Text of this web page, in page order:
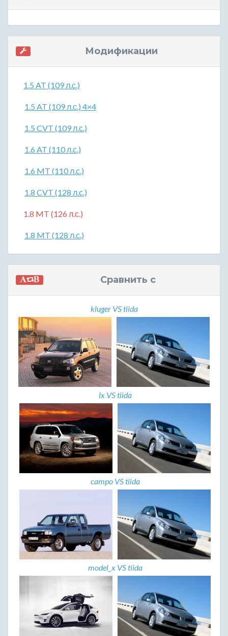
Модификации
1.5 AT (109 л.с.)
1.5 AT (109 л.с.) 4×4
1.5 CVT (109 л.с.)
1.6 AT (110 л.с.)
1.6 MT (110 л.с.)
1.8 CVT (128 л.с.)
1.8 MT (126 л.с.)
1.8 MT (128 л.с.)
Сравнить с
kluger VS tiida
lx VS tiida
campo VS tiida
model_x VS tiida